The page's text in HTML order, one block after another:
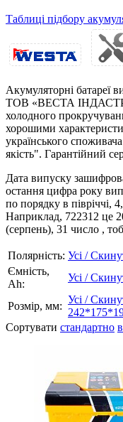
Таблиці підбору
Акумуляторні
ТОВ «ВЕСТА
холодного
хорошими
українського
якість". Гарантійний
Дата випуску
остання цифра року
по порядку в півріччі,
Наприклад, 722312 це
(серпень), 31 число ,
Полярність: Усі /
Ємність,
Аh:
Усі /
Розмір, мм:
Усі /
Сортувати стандартно